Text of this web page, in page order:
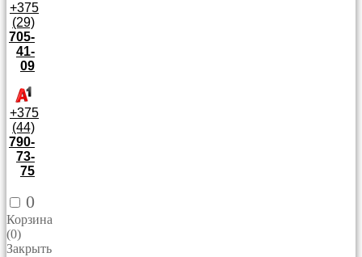
+375
(29)
705-
41-
09
+375
(44)
790-
73-
75
0
Корзина
(0)
Закрыть